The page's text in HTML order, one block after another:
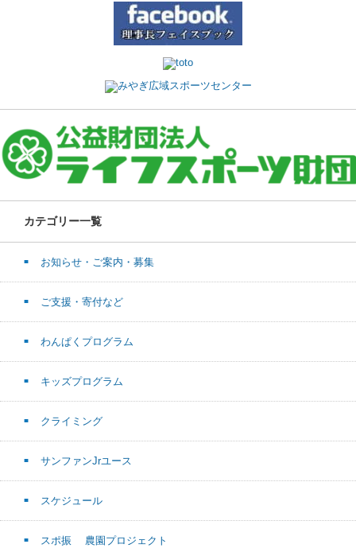
カテゴリー一覧
お知らせ・ご案内・募集
ご支援・寄付など
わんぱくプログラム
キッズプログラム
クライミング
サンファンJrユース
スケジュール
スポ振 農園プロジェクト